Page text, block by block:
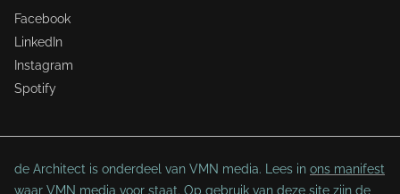
Facebook
LinkedIn
Instagram
Spotify
de Architect is onderdeel van VMN media. Lees in ons manifest
waar VMN media voor staat. Op gebruik van deze site zijn de